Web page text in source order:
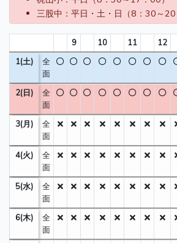
三股中：平日・土・日（8：30～20
9 10 11 12
1(土)
全
面
2(日)
全
面
3(月)
全
面
4(火)
全
面
5(水)
全
面
6(木)
全
面